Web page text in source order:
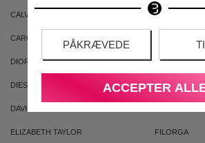
PÅKRÆVEDE
ACCEPTER
CALVIN KLEIN CACHAREL
CAROLINA HERRERA
DIOR DKNY
DIESEL DOLCE &
DAVID BECKHAM
ELIZABETH TAYLOR FILORGA